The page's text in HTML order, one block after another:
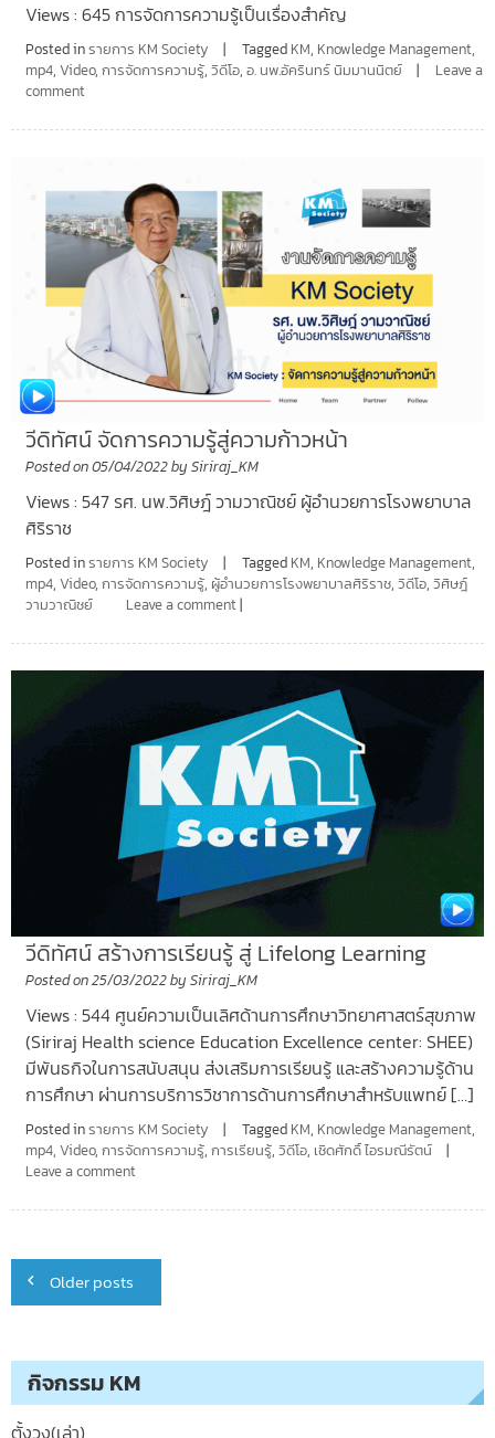
Views : 645 การจัดการความรู้เป็นเรื่องสำคัญ
Posted inรายการ KM Society Tagged KM, Knowledge Management,
mp4, Video, การจัดการความรู้, วิดีโอ, อ. นพ.อัครินทร์ นิมมานนิตย์
Leave a
comment
วีดิทัศน์ จัดการความรู้สู่ความก้าวหน้า
Posted on05/04/2022by Siriraj_KM
Views : 547 รศ. นพ.วิศิษฎ์ วามวาณิชย์ ผู้อำนวยการโรงพยาบาล
ศิริราช
Posted inรายการ KM Society Tagged KM, Knowledge Management,
mp4, Video, การจัดการความรู้, ผู้อำนวยการโรงพยาบาลศิริราช, วิดีโอ, วิศิษฎ์
วามวาณิชย์
Leave a comment
วีดิทัศน์ สร้างการเรียนรู้ สู่ Lifelong Learning
Posted on25/03/2022by Siriraj_KM
Views : 544 ศูนย์ความเป็นเลิศด้านการศึกษาวิทยาศาสตร์สุขภาพ
(Siriraj Health science Education Excellence center: SHEE)
มีพันธกิจในการสนับสนุน ส่งเสริมการเรียนรู้ และสร้างความรู้ด้าน
การศึกษา ผ่านการบริการวิชาการด้านการศึกษาสำหรับแพทย์ […]
Posted inรายการ KM Society Tagged KM, Knowledge Management,
mp4, Video, การจัดการความรู้, การเรียนรู้, วิดีโอ, เชิดศักดิ์ ไอรมณีรัตน์
Leave a comment
Posts
navigation
Older posts
กิจกรรม KM
ตั้งวง(เล่า)